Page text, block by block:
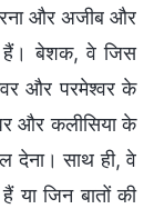
और अजीब और
हैं। बेशक, वे जिस
और परमेश्वर के
और कलीसिया के
देना। साथ ही, वे
या जिन बातों की